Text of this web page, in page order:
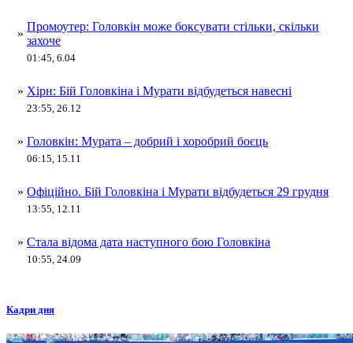
»
Промоутер: Головкін може боксувати стільки, скільки
захоче
01:45, 6.04
» Хірн: Бій Головкіна і Мурати відбудеться навесні
23:55, 26.12
» Головкін: Мурата – добрий і хоробрий боєць
06:15, 15.11
» Офіційно. Бій Головкіна і Мурати відбудеться 29 грудня
13:55, 12.11
» Стала відома дата наступного бою Головкіна
10:55, 24.09
Кадри дня